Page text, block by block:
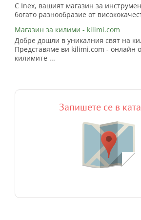
С Inex, вашият магазин за
богато разнообразие от
Магазин за килими - kilimi.com
Добре дошли в уникалния свят на
Представяме ви kilimi.com - онлайн
килимите ...
Запишете се в